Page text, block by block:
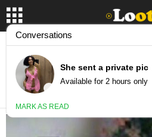
میگه میخورم یواش